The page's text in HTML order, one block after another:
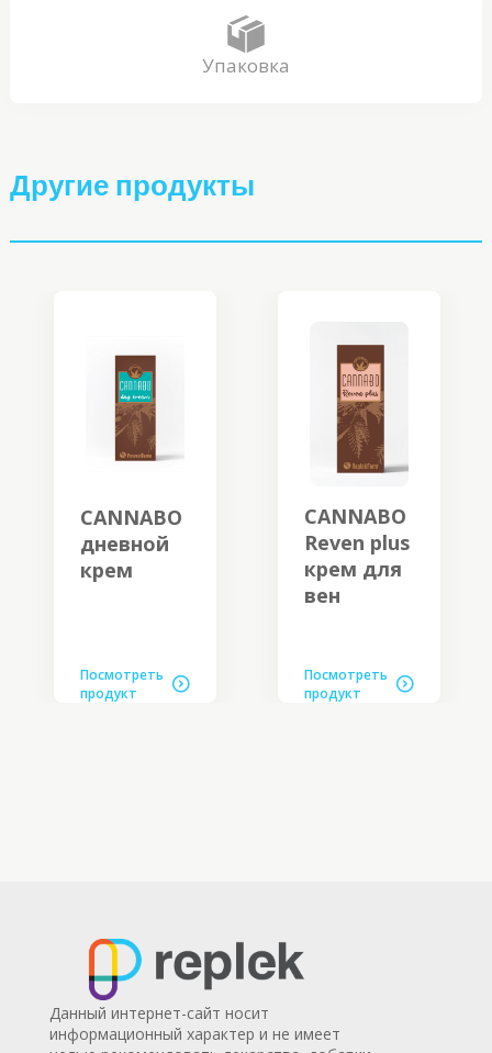
Упаковка
Другие продукты
CANNABO
дневной
крем
Посмотреть
продукт
CANNABO
Reven plus
крем для
вен
Посмотреть
продукт
Данный интернет-сайт носит
информационный характер и не имеет